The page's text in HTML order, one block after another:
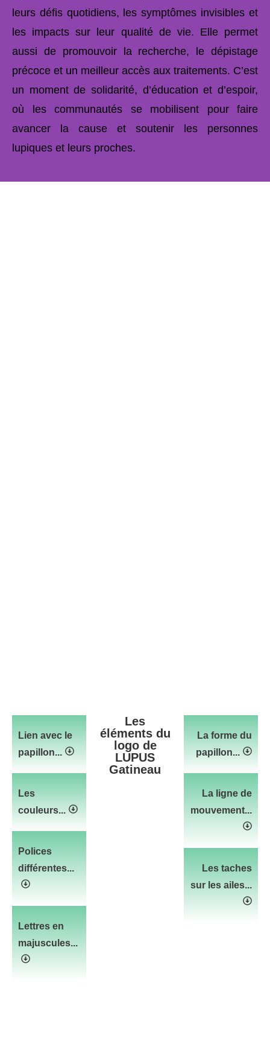
leurs défis quotidiens, les symptômes invisibles et
les impacts sur leur qualité de vie. Elle permet
aussi de promouvoir la recherche, le dépistage
précoce et un meilleur accès aux traitements. C’est
un moment de solidarité, d’éducation et d’espoir,
où les communautés se mobilisent pour faire
avancer la cause et soutenir les personnes
lupiques et leurs proches.
Lien avec le
papillon...
Les
couleurs...
Polices
différentes...
Lettres en
majuscules...
Les
éléments du
logo de
LUPUS
Gatineau
La forme du
papillon...
La ligne de
mouvement...
Les taches
sur les ailes...